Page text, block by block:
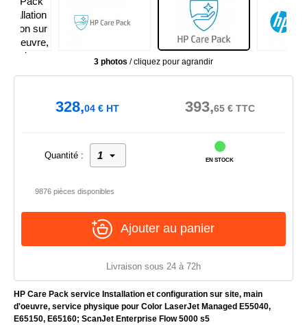
3 photos / cliquez pour agrandir
HP Care Pack service Installation et configuration sur site, main
d'oeuvre, service physique pour Color LaserJet Managed E55040,
E65150, E65160; ScanJet Enterprise Flow 5000 s5
328,04€HT 393,65€TTC
Quantité :
EN STOCK
9876 pièces disponibles
Ajouter au panier
Livraison sous 24 à 72h